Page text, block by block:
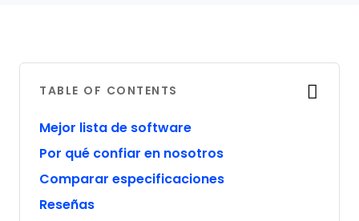
TABLE OF CONTENTS
Mejor lista de software
Por qué confiar en nosotros
Comparar especificaciones
Reseñas